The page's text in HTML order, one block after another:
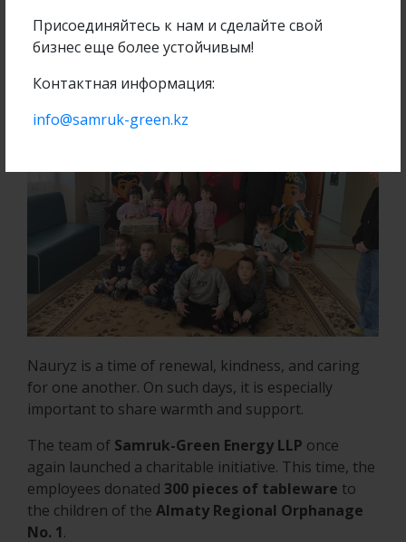
Присоединяйтесь к нам и сделайте свой
бизнес еще более устойчивым!
Контактная информация:
info@samruk-green.kz
16 March 2026 514
Nauryz is a time of renewal, kindness, and caring
for one another. On such days, it is especially
important to share warmth and support.
The team of Samruk-Green Energy LLP once
again launched a charitable initiative. This time, the
employees donated 300 pieces of tableware to
the children of the Almaty Regional Orphanage
No. 1.